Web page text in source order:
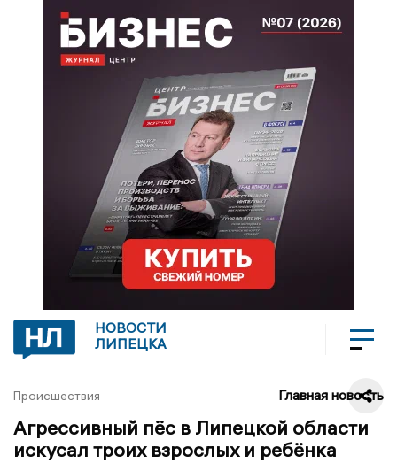
НОВОСТИ
ЛИПЕЦКА
Происшествия Главная новость
Агрессивный пёс в Липецкой области
искусал троих взрослых и ребёнка